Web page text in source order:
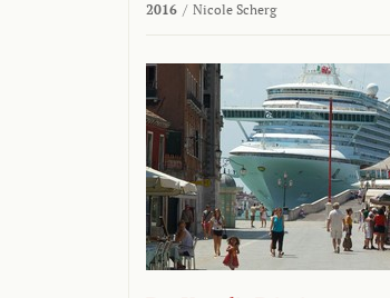
2016 / Nicole Scherg